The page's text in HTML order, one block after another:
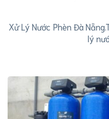
Xử Lý Nước Phèn Đà
lý